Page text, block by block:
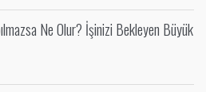
Ne Olur? İşinizi Bekleyen Büyük